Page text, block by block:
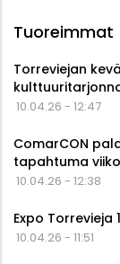
Tuoreimmat
Torreviejan
10.04.26 - 12:47
ComarCON
tapahtuma
10.04.26 - 12:38
Expo Torrevieja
10.04.26 - 11:51